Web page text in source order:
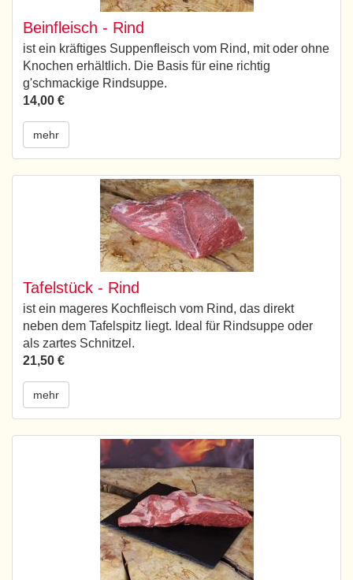
Beinfleisch - Rind
ist ein kräftiges Suppenfleisch vom Rind, mit oder ohne
Knochen erhältlich. Die Basis für eine richtig
g'schmackige Rindsuppe.
14,00 €
mehr
Tafelstück - Rind
ist ein mageres Kochfleisch vom Rind, das direkt
neben dem Tafelspitz liegt. Ideal für Rindsuppe oder
als zartes Schnitzel.
21,50 €
mehr